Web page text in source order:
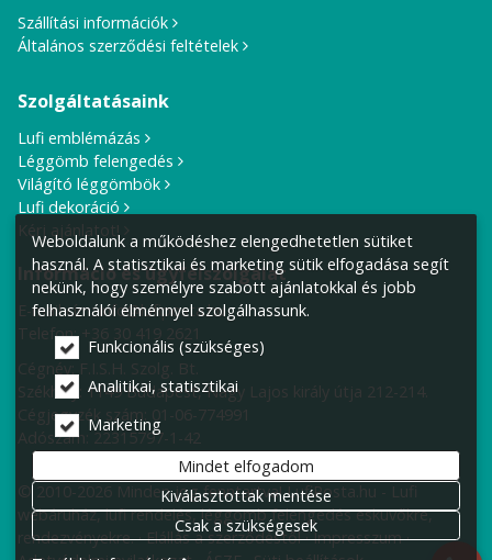
Szállítási információk
Általános szerződési feltételek
Szolgáltatásaink
Lufi emblémázás
Léggömb felengedés
Világító léggömbök
Lufi dekoráció
Kérj ajánlatot!
Információ és ügyfélszolgálat
E-mail cím:info@lufiposta.hu
Telefon:+36 30 419 2621
Cégnév: F.I.S.H. Szolg. Bt.
Székhely: 1149 Budapest, Nagy Lajos király útja 212-214.
Cégjegyzék szám: 01-06-774991
Adószám: 22315797-1-42
© 2010-2026 Minden jog fenntartva! LufiPosta.hu - Lufi
webáruház, lufi rendelés, léggömb felengedés esküvőkre,
rendezvényekre. Elállás a szerződéstől Impresszum
Weboldalunk a működéshez elengedhetetlen sütiket
használ. A statisztikai és marketing sütik elfogadása segít
nekünk, hogy személyre szabott ajánlatokkal és jobb
felhasználói élménnyel szolgálhassunk.
Funkcionális (szükséges)
Analitikai, statisztikai
Marketing
Mindet elfogadom
Kiválasztottak mentése
Csak a szükségesek